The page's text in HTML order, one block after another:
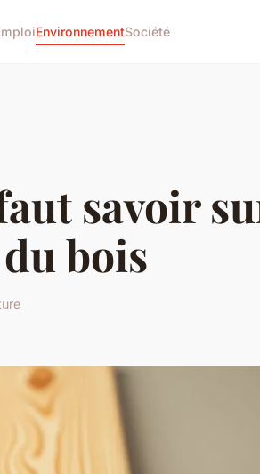
EnvironnementSociété
savoir
bois